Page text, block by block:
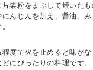
片栗粉をまぶして焼いた
にんじんを加え、醤油、
度で火を止めると味がな
にぴったりの料理です。